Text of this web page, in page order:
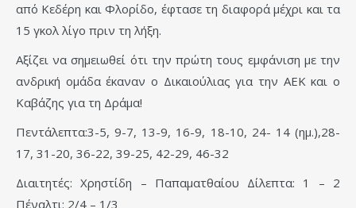
από Κεδέρη και Φλορίδο, έφτασε τη διαφορά μέχρι και τα
15 γκολ λίγο πριν τη λήξη.
Αξίζει να σημειωθεί ότι την πρώτη τους εμφάνιση με την
ανδρική ομάδα έκαναν ο Δικαιούλιας για την ΑΕΚ και ο
Καβάζης για τη Δράμα!
Πεντάλεπτα:3-5, 9-7, 13-9, 16-9, 18-10, 24- 14 (ημ.),28-
17, 31-20, 36-22, 39-25, 42-29, 46-32
Διαιτητές: Χρηστίδη – Παπαματθαίου Δίλεπτα: 1 – 2
Πέναλτι: 2/4 – 1/3